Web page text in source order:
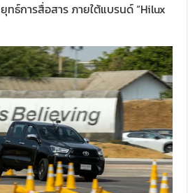
ทธ์การสื่อสาร ภายใต้แบรนด์ “Hilux